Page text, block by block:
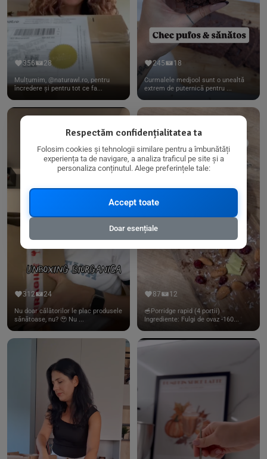
356 28
Mulțumim, @naturawl.ro, pentru
încredere și pentru tot ce fa...
245 18
Curmalele medjool sunt o unealtă
extrem de puternică pentru ...
312 24
Nu doar călătorilor le plac produsele
sănătoase, nu? 🥹 Nu ...
87 12
🥣Porridge rapid (4 portii)
Ingrediente: Fulgi de ovaz -160...
Respectăm confidențialitatea ta
Folosim cookies și tehnologii similare pentru a îmbunătăți
experiența ta de navigare, a analiza traficul pe site și a
personaliza conținutul. Alege preferințele tale:
Accept toate
Doar esențiale